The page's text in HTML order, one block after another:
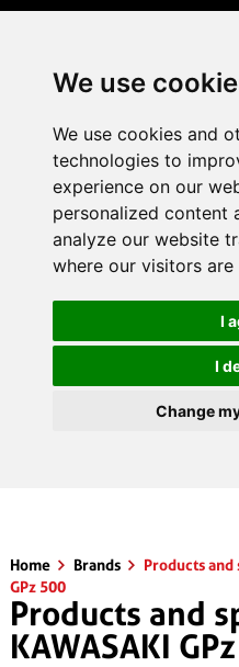
We use
We use cookies and
technologies to
experience on our
personalized content
analyze our website
where our visitors
I
I
Change
Home Brands
Products and
GPz 500
Products and
KAWASAKI